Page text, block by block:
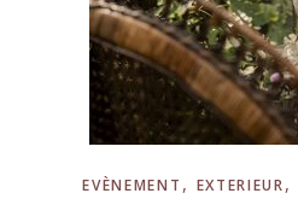
EVÈNEMENT , EXTERIEUR,